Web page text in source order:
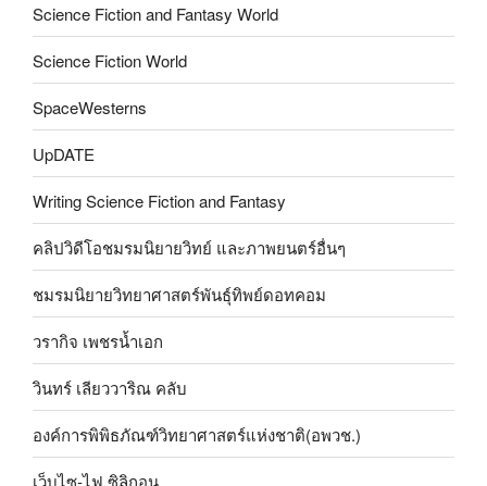
Science Fiction and Fantasy World
Science Fiction World
SpaceWesterns
UpDATE
Writing Science Fiction and Fantasy
คลิปวิดีโอชมรมนิยายวิทย์ และภาพยนตร์อื่นๆ
ชมรมนิยายวิทยาศาสตร์พันธุ์ทิพย์ดอทคอม
วรากิจ เพชรน้ำเอก
วินทร์ เลียววาริณ คลับ
องค์การพิพิธภัณฑ์วิทยาศาสตร์แห่งชาติ(อพวช.)
เว็บไซ-ไฟ ซิลิกอน